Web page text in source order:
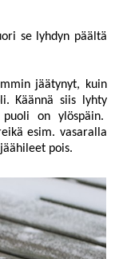
se lyhdyn päältä
jäätynyt, kuin
Käännä siis lyhty
on ylöspäin.
esim. vasaralla
pois.